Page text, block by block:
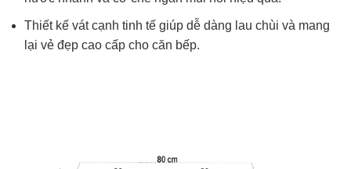
Thiết kế vát cạnh tinh tế giúp dễ dàng lau chùi và mang
lại vẻ đẹp cao cấp cho căn bếp.